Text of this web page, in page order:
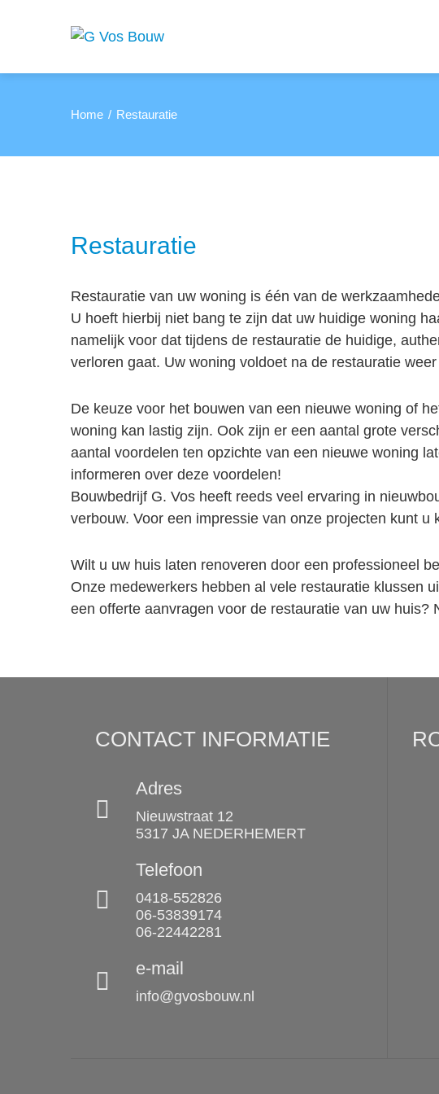
Home Restauratie
Restauratie
Restauratie van uw woning is één van de
U hoeft hierbij niet bang te zijn dat uw huidige woning
namelijk voor dat tijdens de restauratie de huidige,
verloren gaat. Uw woning voldoet na de restauratie
De keuze voor het bouwen van een nieuwe woning of
woning kan lastig zijn. Ook zijn er een aantal grote
aantal voordelen ten opzichte van een nieuwe woning
informeren over deze voordelen!
Bouwbedrijf G. Vos heeft reeds veel ervaring in
verbouw. Voor een impressie van onze projecten kunt u
Wilt u uw huis laten renoveren door een professioneel
Onze medewerkers hebben al vele restauratie klussen
een offerte aanvragen voor de restauratie van uw huis?
CONTACT INFORMATIE
Adres
Nieuwstraat 12
5317 JA NEDERHEMERT
Telefoon
0418-552826
06-53839174
06-22442281
e-mail
info@gvosbouw.nl